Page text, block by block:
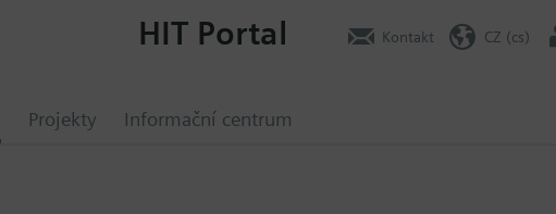
Projekty Informační centrum
HIT Portal Kontakt CZ (cs)